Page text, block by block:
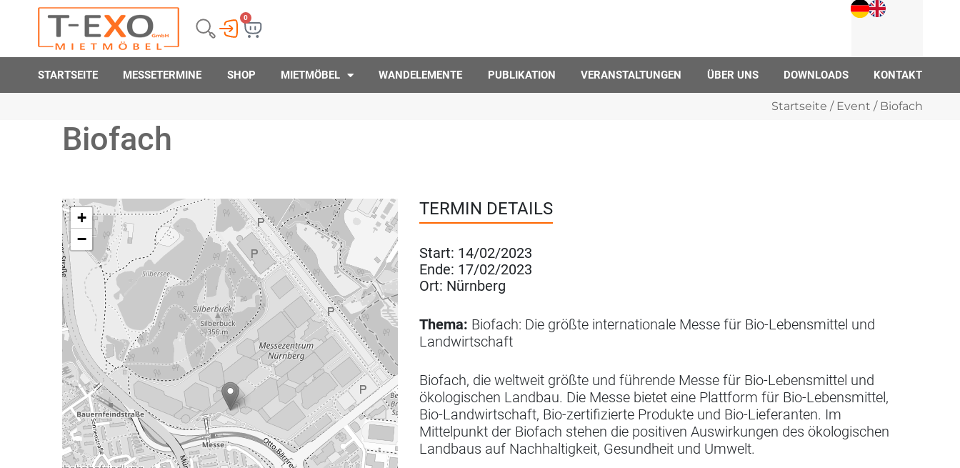
0
STARTSEITE MESSETERMINE SHOP MIETMÖBEL WANDELEMENTE PUBLIKATION VERANSTALTUNGEN ÜBER UNS DOWNLOADS KONTAKT
Startseite / Event / Biofach
Biofach
+
−
TERMIN DETAILS
Start: 14/02/2023
Ende: 17/02/2023
Ort: Nürnberg
Thema: Biofach: Die größte internationale Messe für Bio-Lebensmittel und
Landwirtschaft
Biofach, die weltweit größte und führende Messe für Bio-Lebensmittel und
ökologischen Landbau. Die Messe bietet eine Plattform für Bio-Lebensmittel,
Bio-Landwirtschaft, Bio-zertifizierte Produkte und Bio-Lieferanten. Im
Mittelpunkt der Biofach stehen die positiven Auswirkungen des ökologischen
Landbaus auf Nachhaltigkeit, Gesundheit und Umwelt.